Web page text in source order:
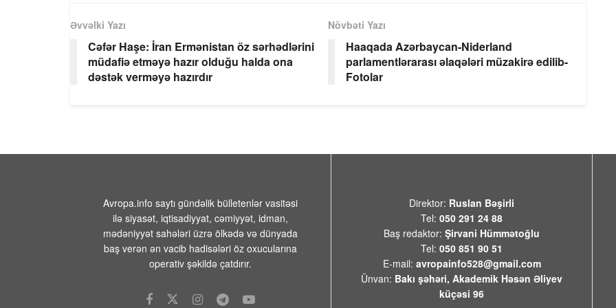
Əvvəlki Yazı
Cəfər Haşe: İran Ermənistan öz sərhədlərini
müdafiə etməyə hazır olduğu halda ona
dəstək verməyə hazırdır
Növbəti Yazı
Haaqada Azərbaycan-Niderland
parlamentlərarası əlaqələri müzakirə edilib-
Fotolar
Avropa.info saytı gündəlik bülletenlər vasitəsi
ilə siyasət, iqtisadiyyat, cəmiyyət, idman,
mədəniyyət sahələri üzrə ölkədə və dünyada
baş verən ən vacib hadisələri öz oxucularına
operativ şəkildə çatdırır.
Direktor: Ruslan Bəşirli
Tel: 050 291 24 88
Baş redaktor: Şirvani Hümmətoğlu
Tel: 050 851 90 51
E-mail: avropainfo528@gmail.com
Ünvan: Bakı şəhəri, Akademik Həsən Əliyev
küçəsi 96